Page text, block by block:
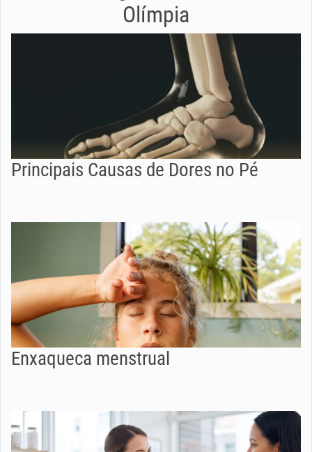
Olímpia
Principais Causas de Dores no Pé
Enxaqueca menstrual